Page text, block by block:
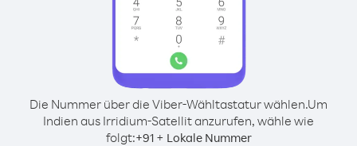
Die Nummer über die Viber-Wähltastatur wählen.Um
Indien aus Irridium-Satellit anzurufen, wähle wie
folgt:+91+ Lokale Nummer